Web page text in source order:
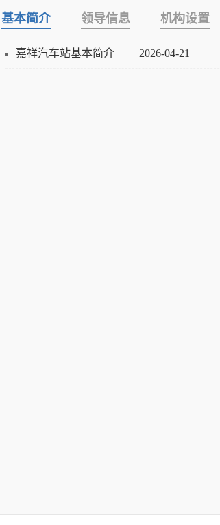
基本简介 领导信息 机构设置
嘉祥汽车站基本简介 2026-04-21